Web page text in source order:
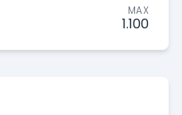
MAX
1.100